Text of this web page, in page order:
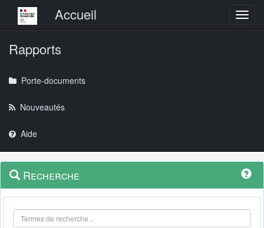
Menu principalAccueil
Rapports
Porte-documents
Nouveautés
Aide
Navigation
outils
Menu
contextuel
Recherche